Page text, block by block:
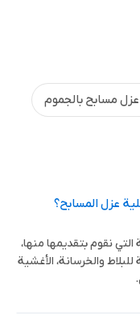
عزل مسابح بالجموم
عزل المسابح؟
نقوم بتقديمها منها،
للبلاط والخرسانة، الأغشية